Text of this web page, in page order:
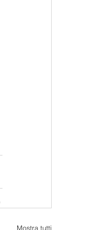
Mostra tutti